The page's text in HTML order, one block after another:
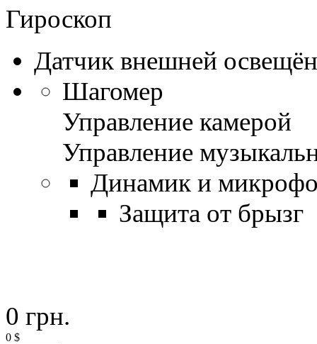
Гироскоп
Датчик внешней
Шагомер
Управление камерой
Управление
Динамик и
Защита от брызг
0 грн.
0 $